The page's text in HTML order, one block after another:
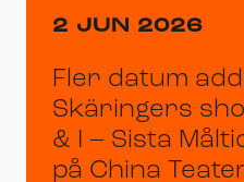
2 JUN 2026
Fler datum
Skäringers
& I – Sista
på China